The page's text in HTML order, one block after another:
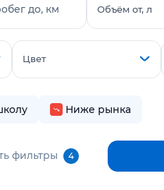
до, км Объём от, л
Цвет
Ниже рынка
фильтры 4